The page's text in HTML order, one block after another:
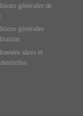
générales de
générales
sûres et